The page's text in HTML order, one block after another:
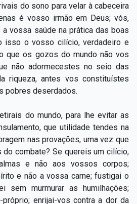
do sono para velar à cabeceira
é vosso irmão em Deus; vós,
vossa saúde na prática das boas
isso o vosso cilício, verdadeiro e
que os gozos do mundo não vos
não adormecestes no seio das
riqueza, antes vos constituístes
pobres deserdados.
do mundo, para lhe evitar as
que utilidade tendes na
nas provações, uma vez que
combate? Se quereis um cilício,
e não aos vossos corpos;
e não a vossa carne; fustigai o
sem murmurar as humilhações;
enrijai-vos contra a dor da